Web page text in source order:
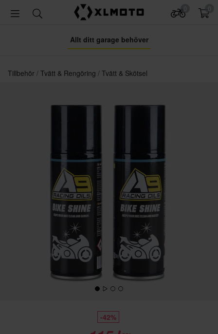
Allt ditt garage behöver
Tillbehör Tvätt & Rengöring Tvätt & Skötsel
-42%